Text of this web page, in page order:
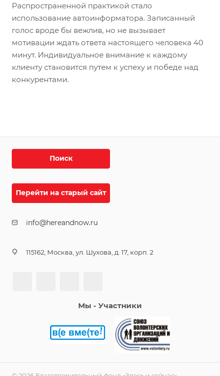
Распространенной практикой стало
использование автоинформатора. Записанный
голос вроде бы вежлив, но не вызывает
мотивации ждать ответа настоящего человека 40
минут. Индивидуальное внимание к каждому
клиенту становится путем к успеху и победе над
конкурентами.
Поиск
Перейти на старый сайт
info@hereandnow.ru
115162, Москва, ул. Шухова, д. 17, корп. 2
Мы - Участники